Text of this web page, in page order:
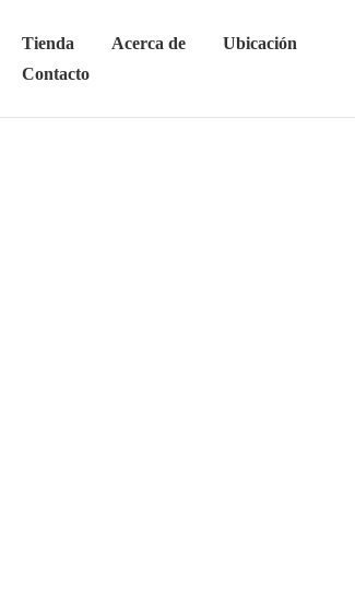
Tienda Acerca de
Ubicación
Contacto